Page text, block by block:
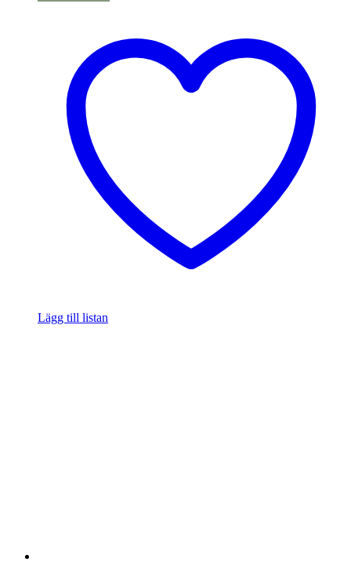
Lägg till listan